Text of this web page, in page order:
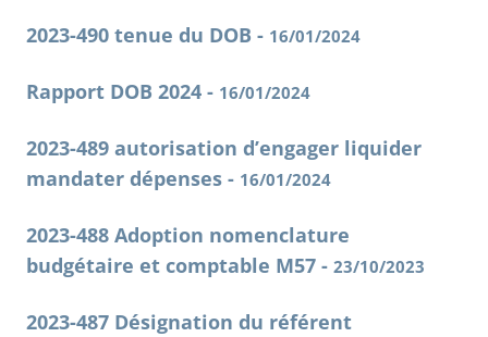
2023-490 tenue du DOB - 16/01/2024
Rapport DOB 2024 - 16/01/2024
2023-489 autorisation d’engager liquider
mandater dépenses - 16/01/2024
2023-488 Adoption nomenclature
budgétaire et comptable M57 - 23/10/2023
2023-487 Désignation du référent